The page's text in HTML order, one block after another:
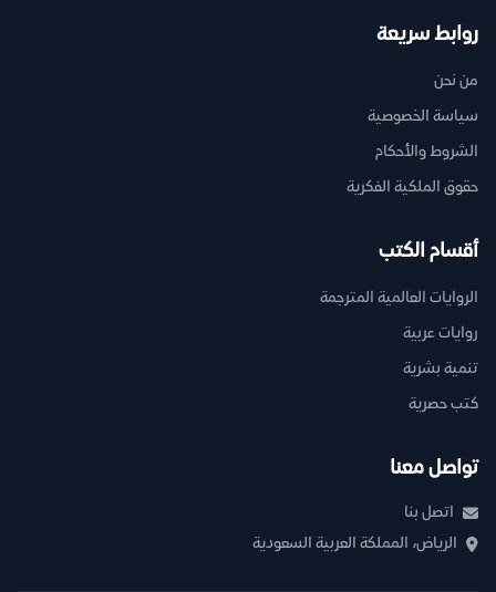
روابط سريعة
من نحن
سياسة الخصوصية
الشروط والأحكام
حقوق الملكية الفكرية
أقسام الكتب
الروايات العالمية المترجمة
روايات عربية
تنمية بشرية
كتب حصرية
تواصل معنا
اتصل بنا
الرياض، المملكة العربية السعودية